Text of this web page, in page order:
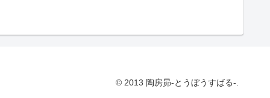
© 2013 陶房昴-とうぼうすばる-.